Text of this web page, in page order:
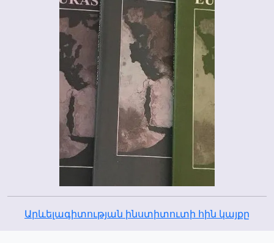
Արևելագիտության ինստիտուտի հին կայքը